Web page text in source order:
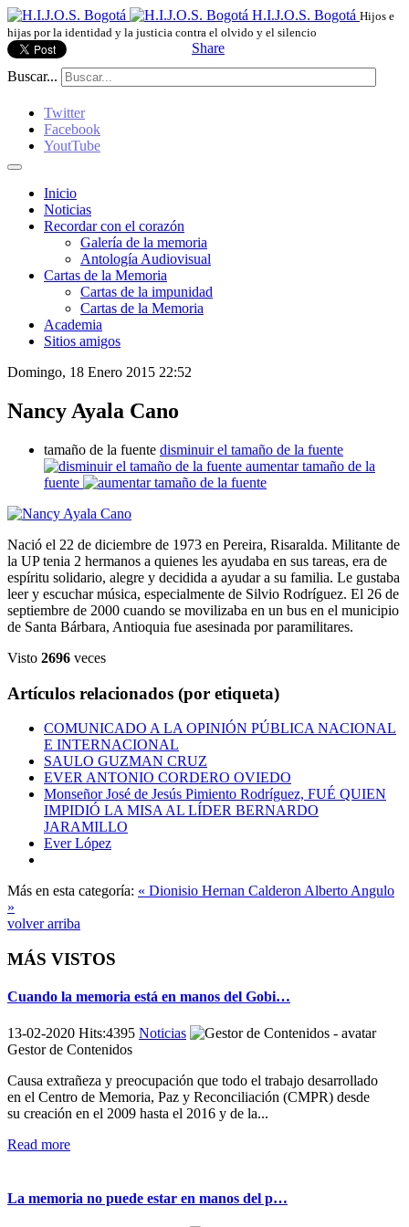
H.I.J.O.S. Bogotá Hijos e
hijas por la identidad y la justicia contra el olvido y el silencio
Share
Buscar...
Twitter
Facebook
YoutTube
Inicio
Noticias
Recordar con el corazón
Galería de la memoria
Antología Audiovisual
Cartas de la Memoria
Cartas de la impunidad
Cartas de la Memoria
Academia
Sitios amigos
Domingo, 18 Enero 2015 22:52
Nancy Ayala Cano
tamaño de la fuente disminuir el tamaño de la fuente
aumentar tamaño de la
fuente
Nació el 22 de diciembre de 1973 en Pereira, Risaralda. Militante de
la UP tenia 2 hermanos a quienes les ayudaba en sus tareas, era de
espíritu solidario, alegre y decidida a ayudar a su familia. Le gustaba
leer y escuchar música, especialmente de Silvio Rodríguez. El 26 de
septiembre de 2000 cuando se movilizaba en un bus en el municipio
de Santa Bárbara, Antioquia fue asesinada por paramilitares.
Visto 2696 veces
Artículos relacionados (por etiqueta)
COMUNICADO A LA OPINIÓN PÚBLICA NACIONAL
E INTERNACIONAL
SAULO GUZMAN CRUZ
EVER ANTONIO CORDERO OVIEDO
Monseñor José de Jesús Pimiento Rodríguez, FUÉ QUIEN
IMPIDIÓ LA MISA AL LÍDER BERNARDO
JARAMILLO
Ever López
Más en esta categoría: « Dionisio Hernan Calderon Alberto Angulo
»
volver arriba
MÁS VISTOS
Cuando la memoria está en manos del Gobi…
13-02-2020 Hits:4395 Noticias
Gestor de Contenidos
Causa extrañeza y preocupación que todo el trabajo desarrollado
en el Centro de Memoria, Paz y Reconciliación (CMPR) desde
su creación en el 2009 hasta el 2016 y de la...
Read more
La memoria no puede estar en manos del p…